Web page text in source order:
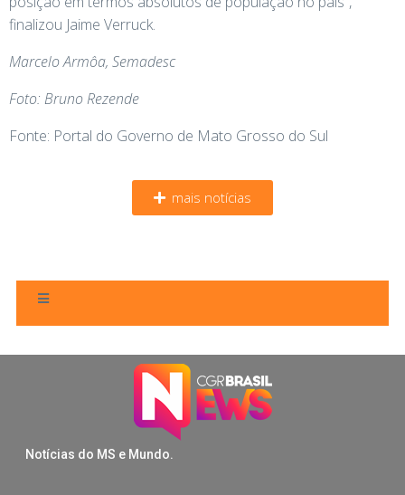
finalizou Jaime Verruck.
Marcelo Armôa, Semadesc
Foto: Bruno Rezende
Fonte: Portal do Governo de Mato Grosso do Sul
mais notícias
Notícias do MS e Mundo.